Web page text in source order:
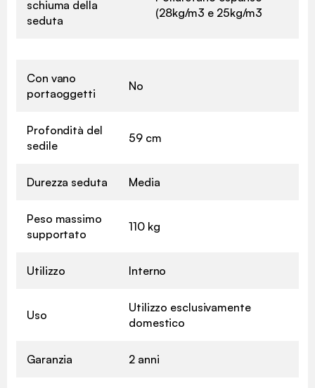
schiuma della
seduta
(28kg/m3 e 25kg/m3
Con vano
portaoggetti
No
Profondità del
sedile
59 cm
Durezza seduta Media
Peso massimo
supportato
110 kg
Utilizzo Interno
Uso
Utilizzo esclusivamente
domestico
Garanzia 2 anni